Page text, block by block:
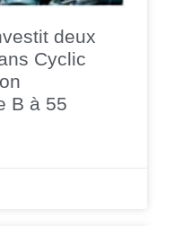
deux
Cyclic
B à 55